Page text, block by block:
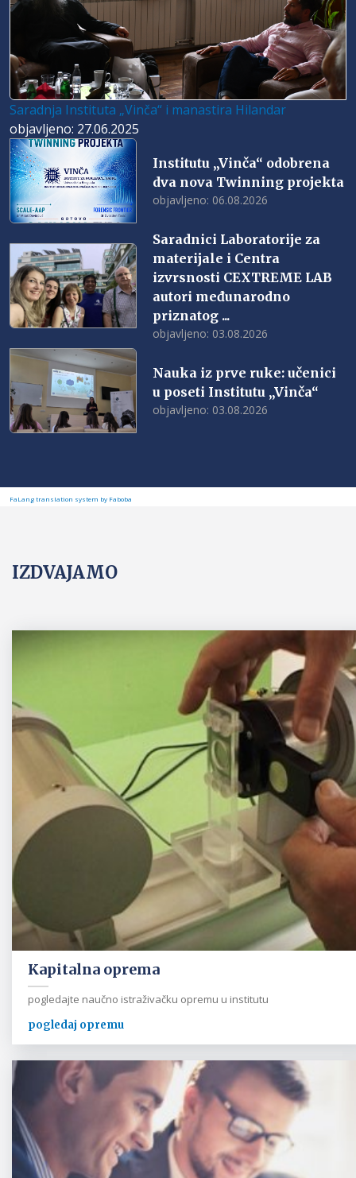
Saradnja Instituta „Vinča“ i manastira Hilandar
objavljeno: 27.06.2025
Institutu „Vinča“ odobrena
dva nova Twinning projekta
objavljeno: 06.08.2026
Saradnici Laboratorije za
materijale i Centra
izvrsnosti CEXTREME LAB
autori međunarodno
priznatog ...
objavljeno: 03.08.2026
Nauka iz prve ruke: učenici
u poseti Institutu „Vinča“
objavljeno: 03.08.2026
FaLang translation system by Faboba
IZDVAJAMO
Kapitalna oprema
pogledajte naučno istraživačku opremu u institutu
pogledaj opremu